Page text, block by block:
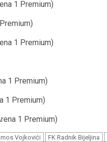
1 Premium)
1 Premium)
1 Premium)
1 Premium)
1 Premium)
Vojkovići FK Radnik Bijeljina